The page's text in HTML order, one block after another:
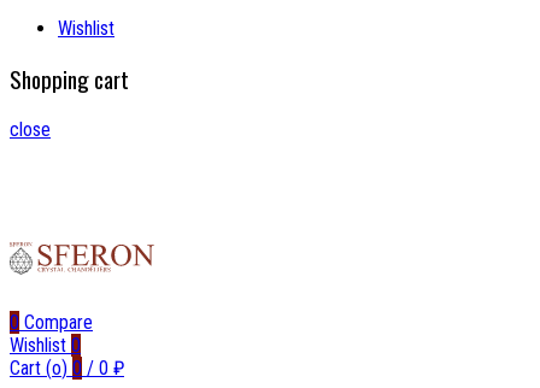
Wishlist
Shopping cart
close
0 Compare
Wishlist 0
Cart (o) 0 / 0 ₽